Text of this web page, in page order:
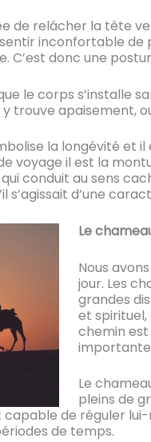
de relâcher la tête
inconfortable
C’est donc une
le corps s’installe
trouve apaisement,
la longévité et
voyage il est la
conduit au sens
s’agissait d’une
Le
Nous
jour. Les
grandes
et spirituel,
chemin
Le
pleins de
capable de réguler
de temps.